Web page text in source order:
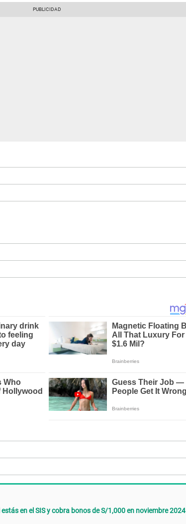
en el SIS y cobra bonos de S/1,000 en noviembre 2024